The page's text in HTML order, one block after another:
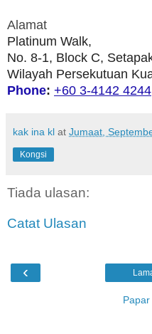
Alamat
Platinum Walk,
No. 8-1, Block C,
Wilayah Persekutuan
Phone: +60 3-4142 4244
kak ina kl at Jumaat,
Kongsi
Tiada ulasan:
Catat Ulasan
‹